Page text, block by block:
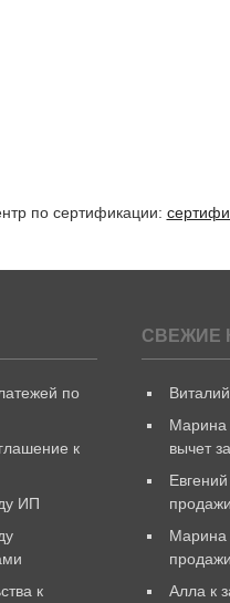
по сертификации:
по
к
ИП
к
СВЕЖИЕ
Виталий
Марина
вычет
Евгений
Марина
Алла к